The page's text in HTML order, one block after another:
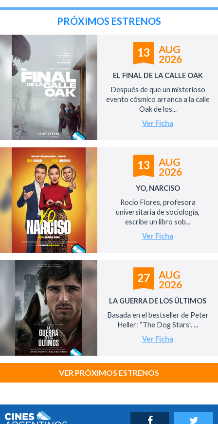
PRÓXIMOS ESTRENOS
13
AUG
2026
EL FINAL DE LA CALLE OAK
Después de que un misterioso
evento cósmico arranca a la calle
Oak de los...
Ver Ficha
13
AUG
2026
YO, NARCISO
Rocío Flores, profesora
universitaria de sociología,
escribe un libro sob...
Ver Ficha
27
AUG
2026
LA GUERRA DE LOS ÚLTIMOS
Basada en el bestseller de Peter
Heller: “The Dog Stars”. ...
Ver Ficha
VER PRÓXIMOS ESTRENOS